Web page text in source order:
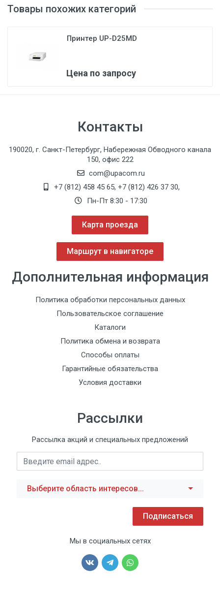
Товары похожих категорий
Принтер UP-D25MD
Цена по запросу
Контакты
190020, г. Санкт-Петербург, Набережная Обводного канала
150, офис 222
com@upacom.ru
+7 (812) 458 45 65, +7 (812) 426 37 30,
Пн-Пт 8:30 - 17:30
Карта проезда
Маршрут в навигаторе
Дополнительная информация
Политика обработки персональных данных
Пользовательское соглашение
Каталоги
Политика обмена и возврата
Способы оплаты
Гарантийные обязательства
Условия доставки
Рассылки
Рассылка акций и специальных предложений
Выберите область интересов...
Подписаться
Мы в социальных сетях